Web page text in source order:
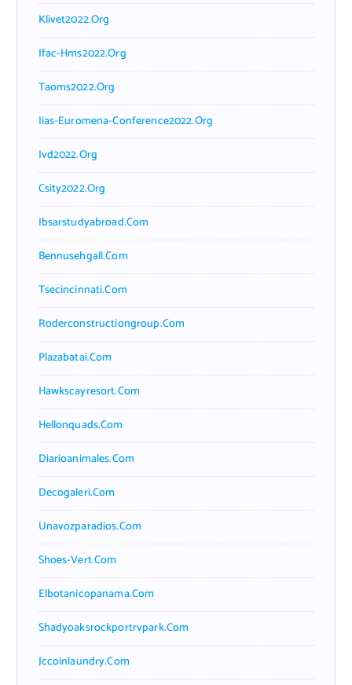
Klivet2022.org
Ifac-Hms2022.org
Taoms2022.org
Iias-Euromena-Conference2022.org
Ivd2022.org
Csity2022.org
Ibsarstudyabroad.com
Bennusehgall.com
Tsecincinnati.com
Roderconstructiongroup.com
Plazabatai.com
Hawkscayresort.com
Hellonquads.com
Diarioanimales.com
Decogaleri.com
Unavozparadios.com
Shoes-Vert.com
Elbotanicopanama.com
Shadyoaksrockportrvpark.com
Jccoinlaundry.com